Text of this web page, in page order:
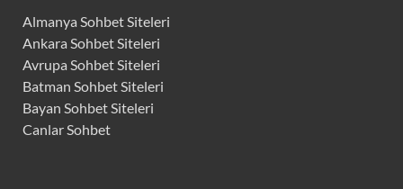
Almanya Sohbet Siteleri
Ankara Sohbet Siteleri
Avrupa Sohbet Siteleri
Batman Sohbet Siteleri
Bayan Sohbet Siteleri
Canlar Sohbet